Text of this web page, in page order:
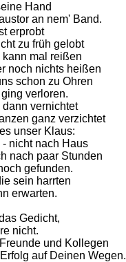
Hand
an nem' Band.
erprobt
zu früh gelobt
mal reißen
noch nichts heißen
schon zu Ohren
verloren.
dann vernichtet
ganz verzichtet
unser Klaus:
nicht nach Haus
nach paar Stunden
gefunden.
sein harrten
erwarten.
Gedicht,
nicht.
und Kollegen
auf Deinen Wegen.